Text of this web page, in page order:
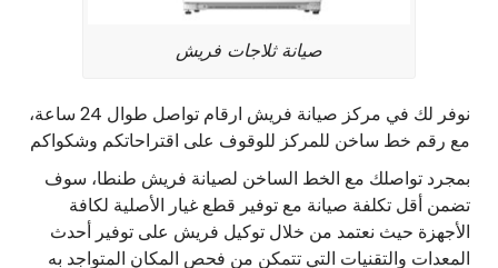
صيانة ثلاجات فريش
نوفر لك في مركز صيانة فريش ارقام تواصل طوال 24 ساعة،
مع رقم خط ساخن للمركز للوقوف على اقتراحاتكم وشكواكم
بمجرد تواصلك مع الخط الساخن لصيانة فريش طنطا، سوف
تضمن أقل تكلفة صيانة مع توفير قطع غيار الأصلية لكافة
الأجهزة حيث نعتمد من خلال توكيل فريش على توفير أحدث
المعدات والتقنيات التي تتمكن من فحص المكان المتواجد به